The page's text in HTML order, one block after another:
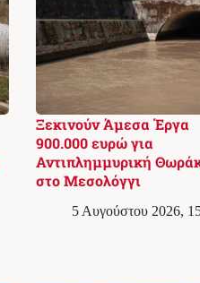
Ξεκινούν Άμεσα Έργα
900.000 ευρώ για
Αντιπλημμυρική
στο Μεσολόγγι
5 Αυγούστου 2026,